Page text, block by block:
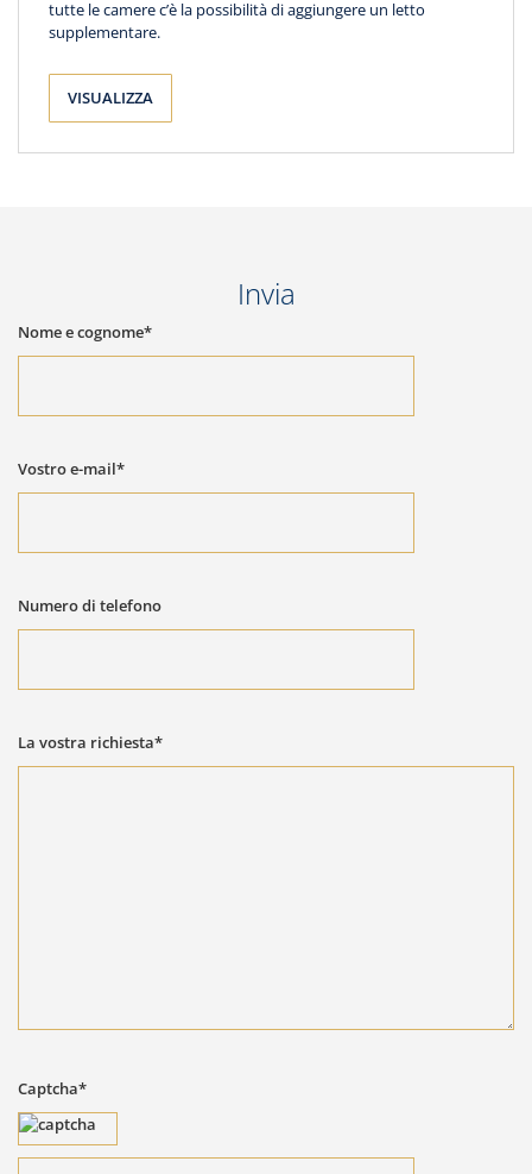
tutte le camere c’è la possibilità di aggiungere un letto
supplementare.
VISUALIZZA
Invia
Nome e cognome*
Vostro e-mail*
Numero di telefono
La vostra richiesta*
Captcha*